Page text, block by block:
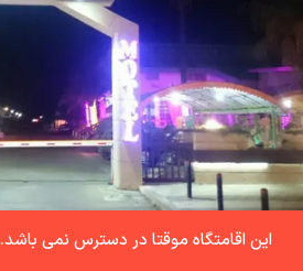
این اقامتگاه موقتا در دسترس نمی باشد.